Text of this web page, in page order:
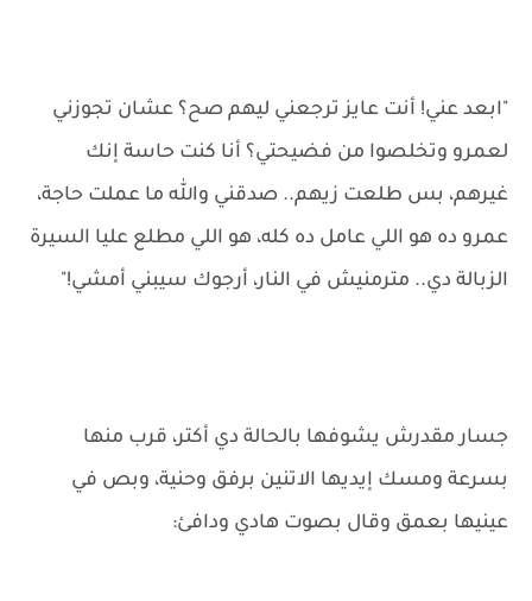
"ابعد عني! أنت عايز ترجعني ليهم صح؟ عشان تجوزني
لعمرو وتخلصوا من فضيحتي؟ أنا كنت حاسة إنك
غيرهم، بس طلعت زيهم.. صدقني والله ما عملت حاجة،
عمرو ده هو اللي عامل ده كله، هو اللي مطلع عليا السيرة
الزبالة دي.. مترمنيش في النار، أرجوك سيبني أمشي!"
جسار مقدرش يشوفها بالحالة دي أكتر، قرب منها
بسرعة ومسك إيديها الاتنين برفق وحنية، وبص في
عينيها بعمق وقال بصوت هادي ودافئ: